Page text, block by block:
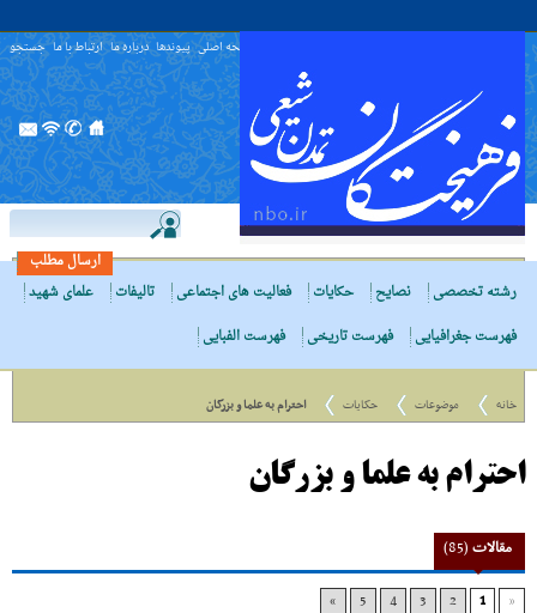
صفحه اصلی پیوندها درباره ما ارتباط با ما جستجو
ارسال مطلب
رشته تخصصی
نصایح حکایات فعالیت های اجتماعی تالیفات
علمای شهید
فهرست جغرافیایی
فهرست تاریخی فهرست الفبایی
خانه موضوعات حکایات احترام به علما و بزرگان
احترام به علما و بزرگان
مقالات(85)
«
1
2
3
4
5
»